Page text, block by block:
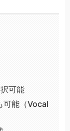
可能
可能（Vocal